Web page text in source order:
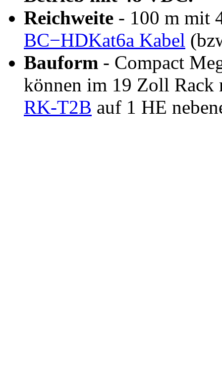
Reichweite - 100 m mit
BC−HDKat6a Kabel
Bauform - Compact
können im 19 Zoll
RK-T2B auf 1 HE